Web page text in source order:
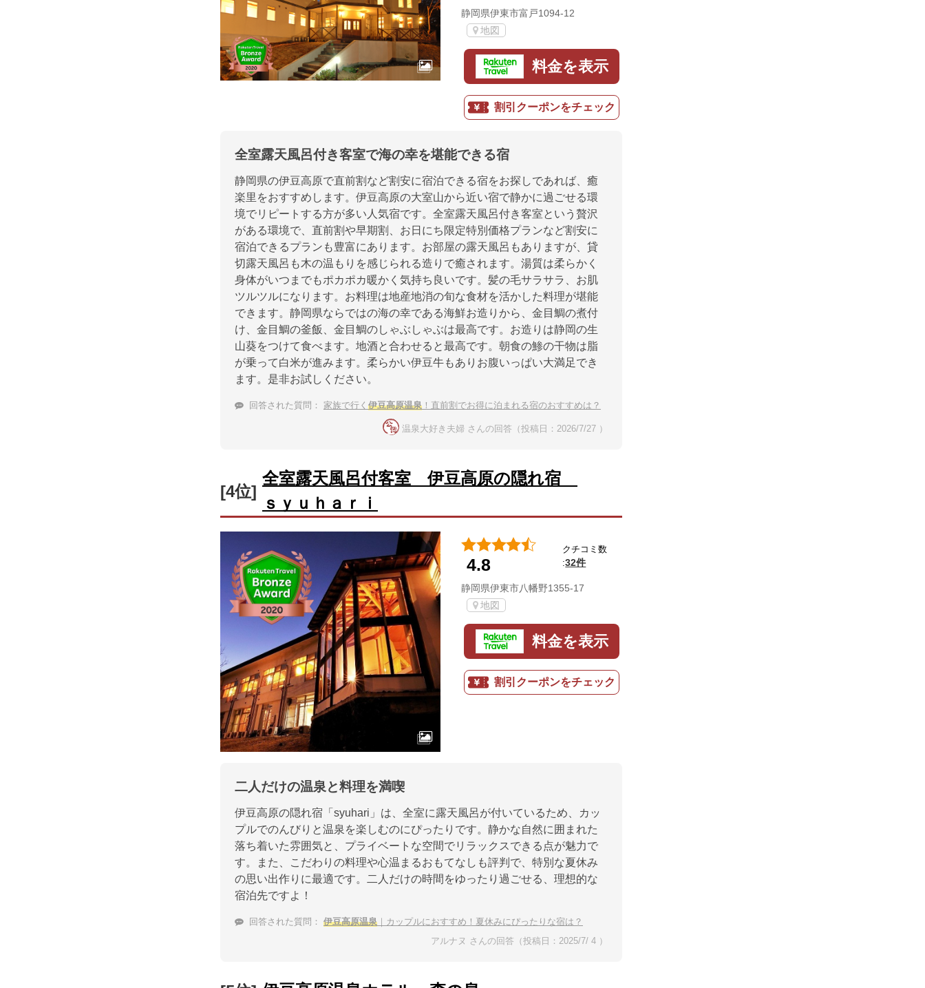
静岡県伊東市富戸1094-12
地図
料金を表示
割引クーポンをチェック
全室露天風呂付き客室で海の幸を堪能できる宿
静岡県の伊豆高原で直前割など割安に宿泊できる宿をお探しであれば、癒
楽里をおすすめします。伊豆高原の大室山から近い宿で静かに過ごせる環
境でリピートする方が多い人気宿です。全室露天風呂付き客室という贅沢
がある環境で、直前割や早期割、お日にち限定特別価格プランなど割安に
宿泊できるプランも豊富にあります。お部屋の露天風呂もありますが、貸
切露天風呂も木の温もりを感じられる造りで癒されます。湯質は柔らかく
身体がいつまでもポカポカ暖かく気持ち良いです。髪の毛サラサラ、お肌
ツルツルになります。お料理は地産地消の旬な食材を活かした料理が堪能
できます。静岡県ならではの海の幸である海鮮お造りから、金目鯛の煮付
け、金目鯛の釜飯、金目鯛のしゃぶしゃぶは最高です。お造りは静岡の生
山葵をつけて食べます。地酒と合わせると最高です。朝食の鯵の干物は脂
が乗って白米が進みます。柔らかい伊豆牛もありお腹いっぱい大満足でき
ます。是非お試しください。
回答された質問： 家族で行く 伊豆高原温泉 ！直前割でお得に泊まれる宿のおすすめは？
温泉大好き夫婦 さんの回答（投稿日：2026/7/27 ）
[4位]
全室露天風呂付客室 伊豆高原の隠れ宿
ｓｙｕｈａｒｉ
4.8
クチコミ数
:32件
静岡県伊東市八幡野1355-17
地図
料金を表示
割引クーポンをチェック
二人だけの温泉と料理を満喫
伊豆高原の隠れ宿「syuhari」は、全室に露天風呂が付いているため、カッ
プルでのんびりと温泉を楽しむのにぴったりです。静かな自然に囲まれた
落ち着いた雰囲気と、プライベートな空間でリラックスできる点が魅力で
す。また、こだわりの料理や心温まるおもてなしも評判で、特別な夏休み
の思い出作りに最適です。二人だけの時間をゆったり過ごせる、理想的な
宿泊先ですよ！
回答された質問： 伊豆高原温泉 ｜カップルにおすすめ！夏休みにぴったりな宿は？
アルナヌ さんの回答（投稿日：2025/7/ 4 ）